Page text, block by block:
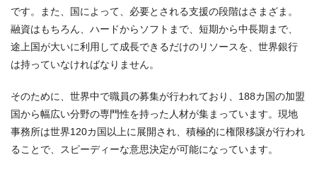
です。また、国によって、必要とされる支援の段階はさまざま。
融資はもちろん、ハードからソフトまで、短期から中長期まで、
途上国が大いに利用して成長できるだけのリソースを、世界銀行
は持っていなければなりません。
そのために、世界中で職員の募集が行われており、188カ国の加盟
国から幅広い分野の専門性を持った人材が集まっています。現地
事務所は世界120カ国以上に展開され、積極的に権限移譲が行われ
ることで、スピーディーな意思決定が可能になっています。